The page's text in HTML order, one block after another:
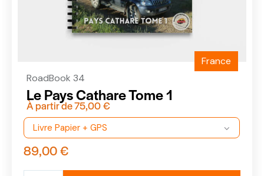
France
RoadBook 34
Le Pays Cathare Tome 1
À partir de75,00€
89,00€